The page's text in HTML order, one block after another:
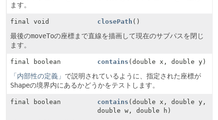
ます。
final void closePath ()
最後のmoveToの座標まで直線を描画して現在のサブパスを閉じ
ます。
final boolean contains (double x, double y)
「内部性の定義」 で説明されているように、指定された座標が
Shapeの境界内にあるかどうかをテストします。
final boolean contains (double x, double y,
double w, double h)